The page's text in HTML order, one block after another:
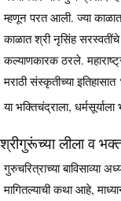
म्हणून परत आली. ज्या काळात
काळात श्री नृसिंह
कल्याणकारक ठरले.
मराठी संस्कृतीच्या
या भक्तिचंद्राला,
श्रीगुरूंच्या लीला व
गुरुचरित्राच्या बाविसाव्या
मागितल्याची कथा आहे,